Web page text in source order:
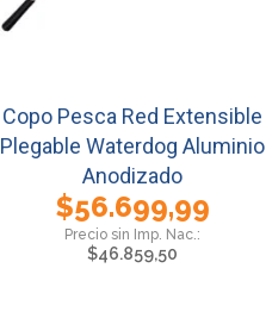
Copo Pesca Red Extensible
Plegable Waterdog Aluminio
Anodizado
$56.699,99
$46.859,50